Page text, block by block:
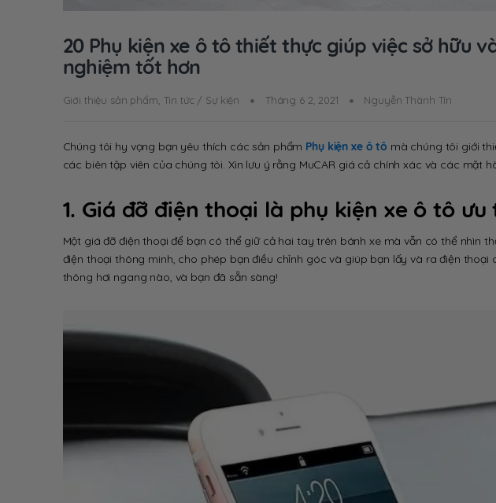
20 Phụ kiện xe ô tô thiết thực giúp việc sở hữu
nghiệm tốt hơn
Giới thiệu sản phẩm Tin tức / Sự kiện Tháng 6 2, 2021 Nguyễn Thành Tín
Chúng tôi hy vọng bạn yêu thích các sản phẩm Phụ kiện xe ô tô mà chúng tôi giới
các biên tập viên của chúng tôi. Xin lưu ý rằng MuCAR giá cả chính xác và các mặt
1. Giá đỡ điện thoại là phụ kiện xe ô tô ưu
Một giá đỡ điện thoại để bạn có thể giữ cả hai tay trên bánh xe mà vẫn có thể nhìn
điện thoại thông minh, cho phép bạn điều chỉnh góc và giúp bạn lấy và ra điện
thông hơi ngang nào, và bạn đã sẵn sàng!